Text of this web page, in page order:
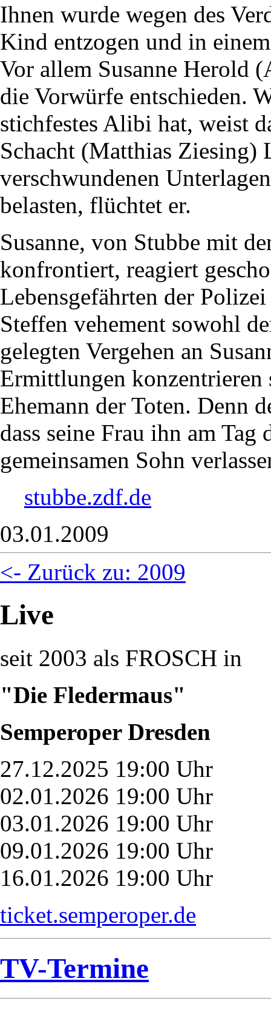
Ihnen wurde wegen des
Kind entzogen und in
Vor allem Susanne Herold
die Vorwürfe entschieden.
stichfestes Alibi hat, weist
Schacht (Matthias Ziesing)
verschwundenen
belasten, flüchtet er.
Susanne, von Stubbe mit
konfrontiert, reagiert
Lebensgefährten der
Steffen vehement sowohl
gelegten Vergehen an
Ermittlungen konzentrieren
Ehemann der Toten. Denn
dass seine Frau ihn am Tag
gemeinsamen Sohn
stubbe.zdf.de
03.01.2009
<- Zurück zu: 2009
Live
seit 2003 als FROSCH in
"Die Fledermaus"
Semperoper Dresden
27.12.2025 19:00 Uhr
02.01.2026 19:00 Uhr
03.01.2026 19:00 Uhr
09.01.2026 19:00 Uhr
16.01.2026 19:00 Uhr
ticket.semperoper.de
TV-Termine